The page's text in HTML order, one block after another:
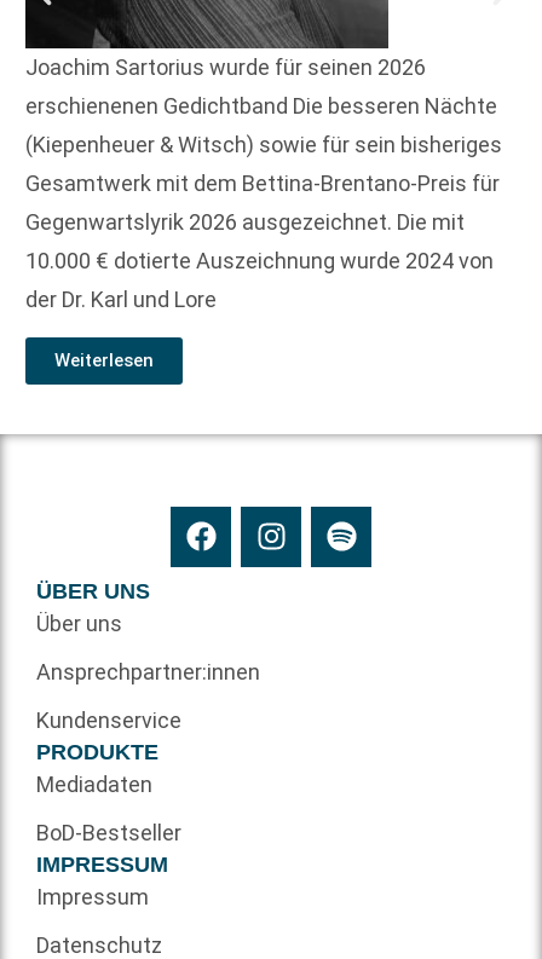
Joachim Sartorius wurde für seinen 2026
erschienenen Gedichtband Die besseren Nächte
(Kiepenheuer & Witsch) sowie für sein bisheriges
Gesamtwerk mit dem Bettina-Brentano-Preis für
Gegenwartslyrik 2026 ausgezeichnet. Die mit
10.000 € dotierte Auszeichnung wurde 2024 von
der Dr. Karl und Lore
Weiterlesen
ÜBER UNS
Über uns
Ansprechpartner:innen
Kundenservice
PRODUKTE
Mediadaten
BoD-Bestseller
IMPRESSUM
Impressum
Datenschutz